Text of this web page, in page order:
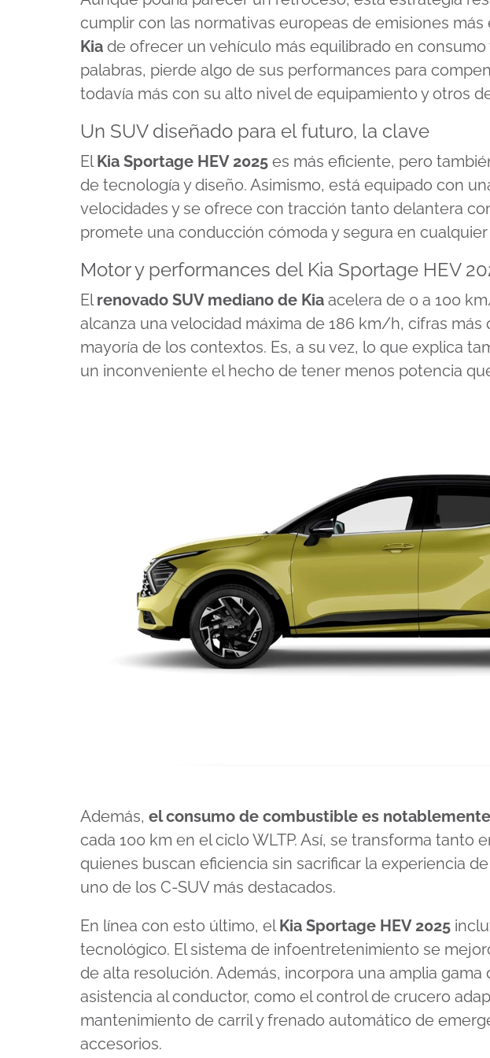
cumplir con las normativas europeas de emisiones más
Kia de ofrecer un vehículo más equilibrado en consumo
palabras, pierde algo de sus performances para
todavía más con su alto nivel de equipamiento y otros
Un SUV diseñado para el futuro, la clave
ElKia Sportage HEV 2025 es más eficiente, pero
de tecnología y diseño. Asimismo, está equipado con
velocidades y se ofrece con tracción tanto delantera
promete una conducción cómoda y segura en
Motor y performances del Kia Sportage HEV
Elrenovado SUV mediano de Kia acelera de 0 a 100
alcanza una velocidad máxima de 186 km/h, cifras más
mayoría de los contextos. Es, a su vez, lo que explica
un inconveniente el hecho de tener menos potencia
Además, el consumo de combustible es
cada 100 km en el ciclo WLTP. Así, se transforma tanto
quienes buscan eficiencia sin sacrificar la experiencia
uno de los C-SUV más destacados.
En línea con esto último, elKia Sportage HEV 2025
tecnológico. El sistema de infoentretenimiento se
de alta resolución. Además, incorpora una amplia gama
asistencia al conductor, como el control de crucero
mantenimiento de carril y frenado automático de
accesorios.